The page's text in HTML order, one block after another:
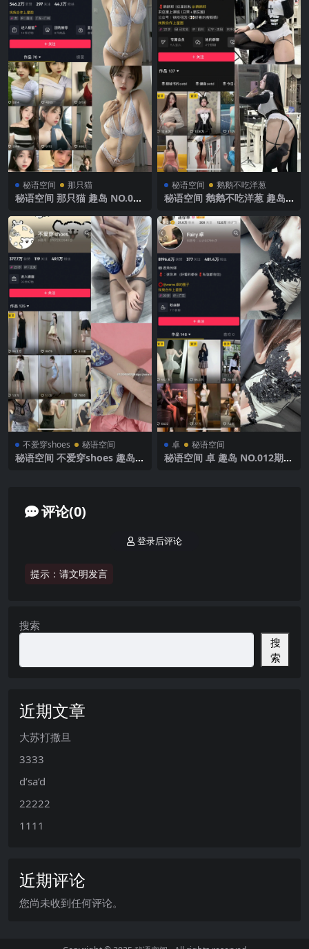
秘语空间 那只猫
秘语空间 那只猫 趣岛 NO.018
整版
秘语空间 鹅鹅不吃洋葱
秘语空间 鹅鹅不吃洋葱 趣岛
最新完整版
不爱穿shoes 秘语空间
秘语空间 不爱穿shoes 趣岛
卓 秘语空间
秘语空间 卓 趣岛 NO.012期
评论(0)
提示：请文明发言
登录后评论
搜索
搜
索
近期文章
大苏打撒旦
3333
d’sa’d
22222
1111
近期评论
您尚未收到任何评论。